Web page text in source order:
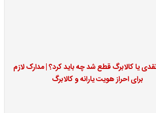
نقدی یا کالابرگ قطع شد چه باید کرد؟ | مدارک لازم
برای احراز هویت یارانه و کالابرگ